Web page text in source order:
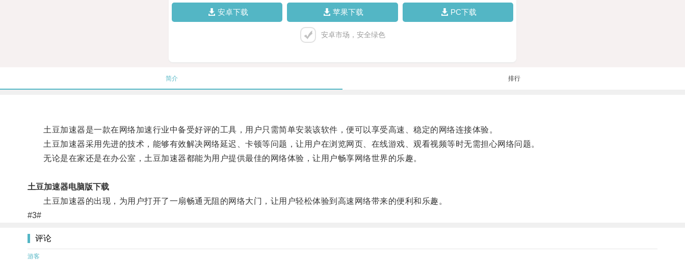
安卓下载 苹果下载 PC下载
安卓市场，安全绿色
简介 排行
土豆加速器是一款在网络加速行业中备受好评的工具，用户只需简单安装该软件，便可以享受高速、稳定的网络连接体验。
土豆加速器采用先进的技术，能够有效解决网络延迟、卡顿等问题，让用户在浏览网页、在线游戏、观看视频等时无需担心网络问题。
无论是在家还是在办公室，土豆加速器都能为用户提供最佳的网络体验，让用户畅享网络世界的乐趣。
土豆加速器电脑版下载
土豆加速器的出现，为用户打开了一扇畅通无阻的网络大门，让用户轻松体验到高速网络带来的便利和乐趣。
#3#
评论
游客